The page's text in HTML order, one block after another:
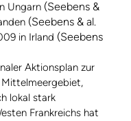
Ungarn (Seebens &
(Seebens & al.
in Irland (Seebens
Aktionsplan zur
lokal stark
Frankreichs hat